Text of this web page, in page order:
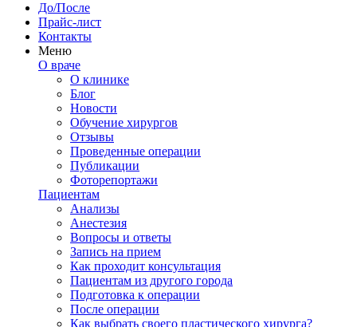
До/После
Прайс-лист
Контакты
Меню
О враче
О клинике
Блог
Новости
Обучение хирургов
Отзывы
Проведенные операции
Публикации
Фоторепортажи
Пациентам
Анализы
Анестезия
Вопросы и ответы
Запись на прием
Как проходит консультация
Пациентам из другого города
Подготовка к операции
После операции
Как выбрать своего пластического хирурга?